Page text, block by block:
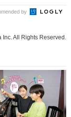
by
All Rights Reserved.